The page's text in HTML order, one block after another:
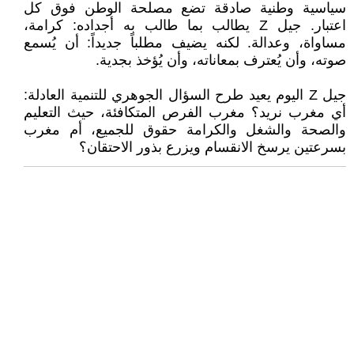
سياسية وطنية صادقة تضع مصلحة الوطن فوق كل
اعتبار. جيل Z يطالب بما طالب به أجداده: كرامة،
مساواة، وعدالة. لكنه يضيف مطلباً جديداً: أن يُسمع
صوته، وأن يُعترف بمعاناته، وأن يُؤخذ بجدية.
جيل Z اليوم يعيد طرح السؤال الجوهري للتنمية العادلة:
أي مغرب نريد؟ مغرب الفرص المتكافئة، حيث التعليم
والصحة والشغل والكرامة حقوق للجميع، أم مغرب
بسرعتين يرسخ الانقسام ويزرع بذور الاحتقان؟